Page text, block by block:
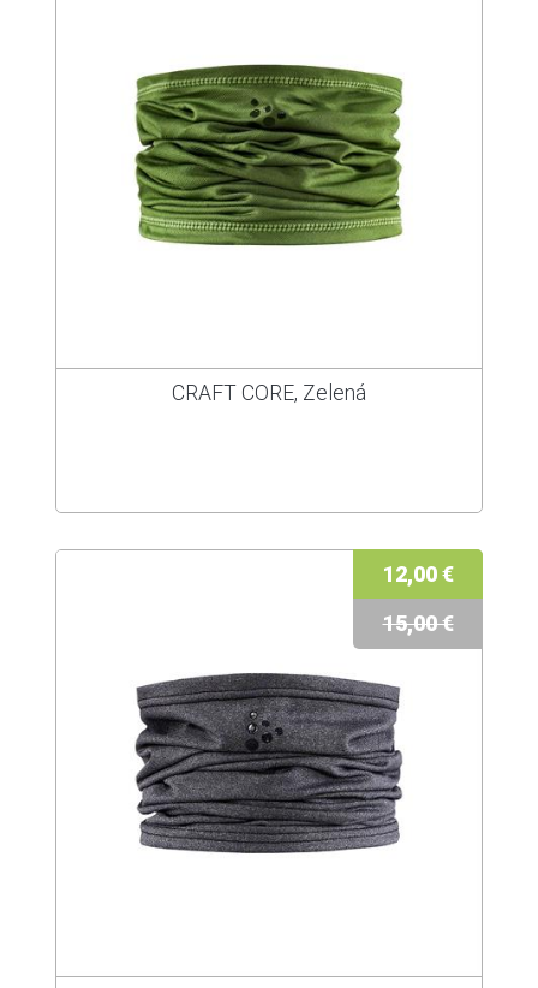
CRAFT CORE, Zelená
12,00 €
15,00 €